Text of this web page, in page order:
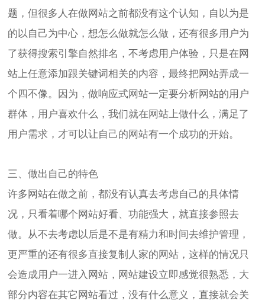
题，但很多人在做网站之前都没有这个认知，自以为是
的以自己为中心，想怎么做就怎么做，还有很多用户为
了获得搜索引擎自然排名，不考虑用户体验，只是在网
站上任意添加跟关键词相关的内容，最终把网站弄成一
个四不像。因为，做响应式网站一定要分析网站的用户
群体，用户喜欢什么，我们就在网站上做什么，满足了
用户需求，才可以让自己的网站有一个成功的开始。
三、做出自己的特色
许多网站在做之前，都没有认真去考虑自己的具体情
况，只看着哪个网站好看、功能强大，就直接参照去
做。从不去考虑以后是不是有精力和时间去维护管理，
更严重的还有很多直接复制人家的网站，这样的情况只
会造成用户一进入网站， 网站建设立即感觉很熟悉，大
部分内容在其它网站看过，没有什么意义，直接就会关